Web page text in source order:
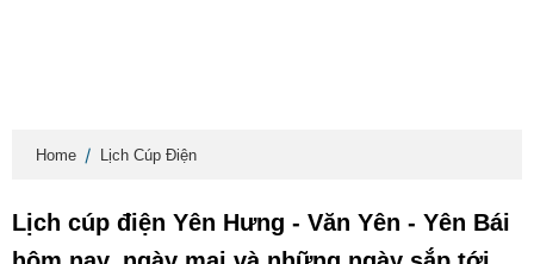
Home Lịch Cúp Điện
Lịch cúp điện Yên Hưng - Văn Yên - Yên Bái